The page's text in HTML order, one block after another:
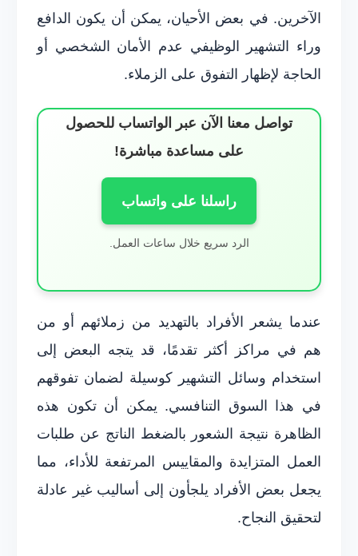
الآخرين. في بعض الأحيان، يمكن أن يكون الدافع
وراء التشهير الوظيفي عدم الأمان الشخصي أو
الحاجة لإظهار التفوق على الزملاء.
تواصل معنا الآن عبر الواتساب للحصول
على مساعدة مباشرة!
راسلنا على واتساب
الرد سريع خلال ساعات العمل.
عندما يشعر الأفراد بالتهديد من زملائهم أو من
هم في مراكز أكثر تقدمًا، قد يتجه البعض إلى
استخدام وسائل التشهير كوسيلة لضمان تفوقهم
في هذا السوق التنافسي. يمكن أن تكون هذه
الظاهرة نتيجة الشعور بالضغط الناتج عن طلبات
العمل المتزايدة والمقاييس المرتفعة للأداء، مما
يجعل بعض الأفراد يلجأون إلى أساليب غير عادلة
لتحقيق النجاح.